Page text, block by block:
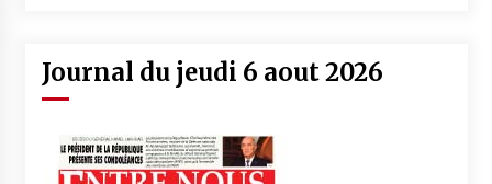
Journal du jeudi 6 aout 2026